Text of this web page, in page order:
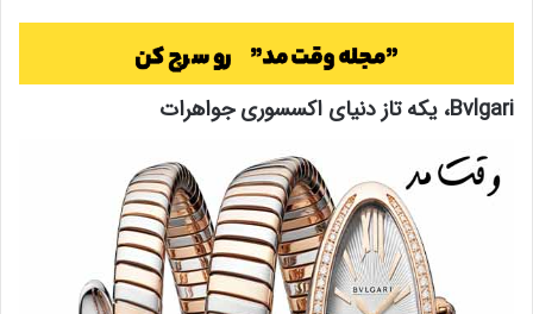
Bvlgari، یکه تاز دنیای اکسسوری جواهرات